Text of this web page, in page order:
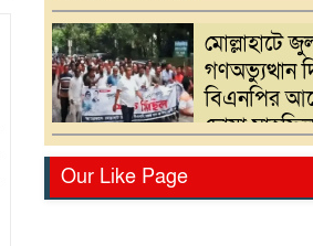
মোল্লাহাটে
গণঅভ্যুত্থান
বিএনপির
দোয়া
ও তিন কেজি
Our Like Page